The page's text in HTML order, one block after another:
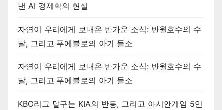
낸 AI 경제학의 현실
자연이 우리에게 보내온 반가운 소식: 반월호수의 수
달, 그리고 푸에블로의 아기 들소
자연이 우리에게 보내온 반가운 소식: 반월호수의 수
달, 그리고 푸에블로의 아기 들소
KBO리그 달구는 KIA의 반등, 그리고 아시안게임 5연